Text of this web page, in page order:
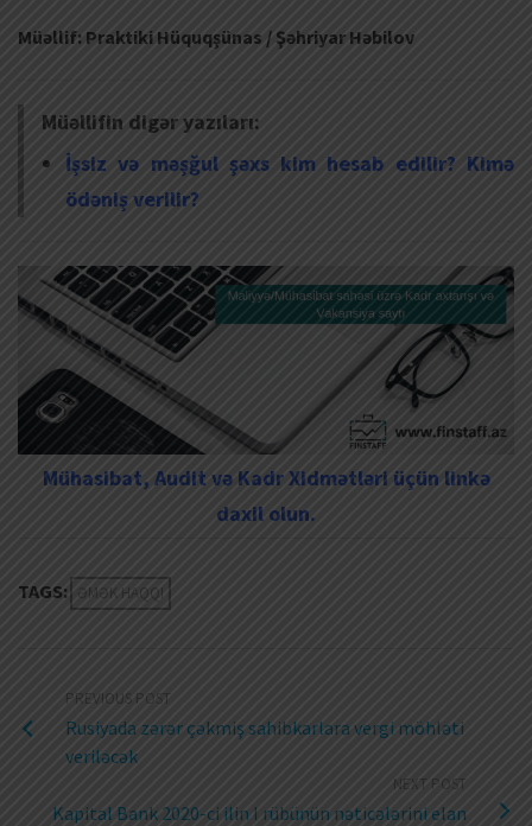
Müəllif: Praktiki Hüquqşünas / Şəhriyar Həbilov
Müəllifin digər yazıları:
İşsiz və məşğul şəxs kim hesab edilir? Kimə
ödəniş verilir?
Mühasibat, Audit və Kadr Xidmətləri üçün linkə
daxil olun.
TAGS: ƏMƏK HAQQI
PREVIOUS POST
Rusiyada zərər çəkmiş sahibkarlara vergi möhləti
veriləcək
NEXT POST
Kapital Bank 2020-ci ilin I rübünün nəticələrini elan